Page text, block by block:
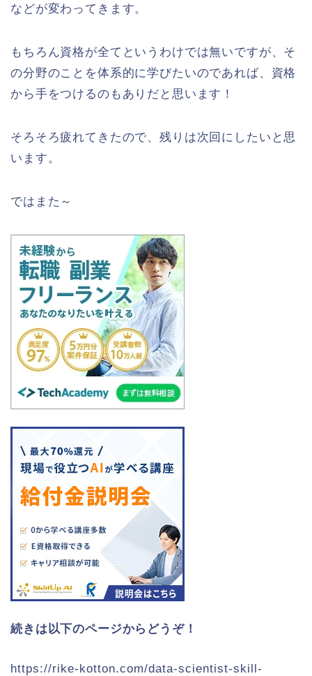
などが変わってきます。
もちろん資格が全てというわけでは無いですが、そ
の分野のことを体系的に学びたいのであれば、資格
から手をつけるのもありだと思います！
そろそろ疲れてきたので、残りは次回にしたいと思
います。
ではまた～
続きは以下のページからどうぞ！
https://rike-kotton.com/data-scientist-skill-